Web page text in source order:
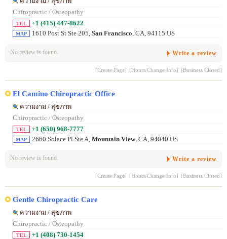
Chiropractic / Osteopathy
TEL +1 (415) 447-8622
MAP 1610 Post St Ste 205, San Francisco , CA, 94115 US
No review is found. Write a review
[Create Page] [Hours/Change Info] [Business Closed]
El Camino Chiropractic Office
ความงาม / สุขภาพ
Chiropractic / Osteopathy
TEL +1 (650) 968-7777
MAP 2660 Solace Pl Ste A, Mountain View, CA, 94040 US
No review is found. Write a review
[Create Page] [Hours/Change Info] [Business Closed]
Gentle Chiropractic Care
ความงาม / สุขภาพ
Chiropractic / Osteopathy
TEL +1 (408) 730-1454